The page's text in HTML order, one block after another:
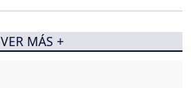
VER MÁS +